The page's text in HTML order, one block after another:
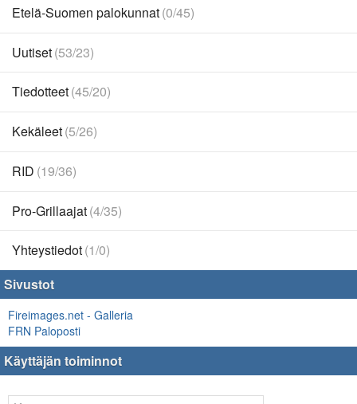
Etelä-Suomen palokunnat(0/45)
Uutiset(53/23)
Tiedotteet(45/20)
Kekäleet(5/26)
RID (19/36)
Pro-Grillaajat(4/35)
Yhteystiedot(1/0)
Sivustot
Fireimages.net - Galleria
FRN Paloposti
Käyttäjän toiminnot